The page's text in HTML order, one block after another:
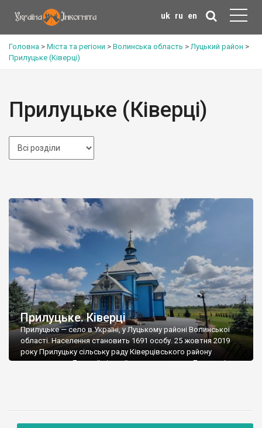
uk ru en
Головна > Міста та регіони > Волинська область >Луцький район >
Прилуцьке (Ківерці)
Прилуцьке (Ківерці)
Прилуцьке. Ківерці
Прилуцьке — село в Україні, у Луцькому районі Волинської
області. Населення становить 1691 особу. 25 жовтня 2019
року Прилуцьку сільську раду Ківерцівського району
приєднали до Луцької міської ради, утворивши Луцьку міську